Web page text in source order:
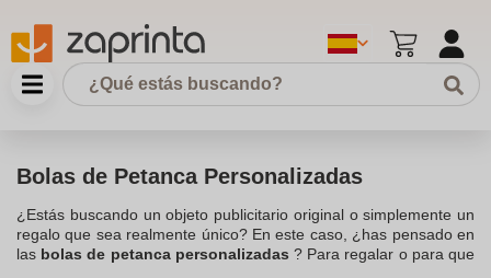
Bolas de Petanca Personalizadas
¿Estás buscando un objeto publicitario original o simplemente un
regalo que sea realmente único? En este caso, ¿has pensado en
las bolas de petanca personalizadas? Para regalar o para que